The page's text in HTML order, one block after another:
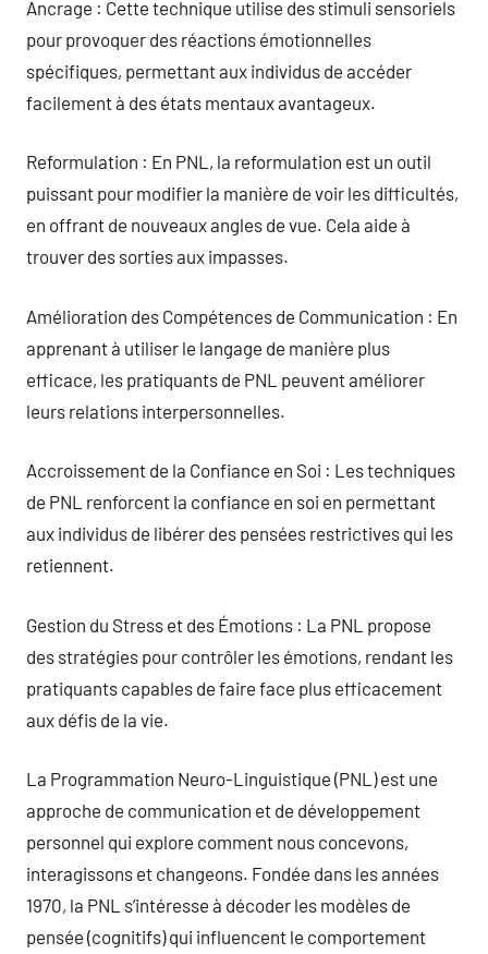
Ancrage : Cette technique utilise des stimuli sensoriels
pour provoquer des réactions émotionnelles
spécifiques, permettant aux individus de accéder
facilement à des états mentaux avantageux.
Reformulation : En PNL, la reformulation est un outil
puissant pour modifier la manière de voir les difficultés,
en offrant de nouveaux angles de vue. Cela aide à
trouver des sorties aux impasses.
Amélioration des Compétences de Communication : En
apprenant à utiliser le langage de manière plus
efficace, les pratiquants de PNL peuvent améliorer
leurs relations interpersonnelles.
Accroissement de la Confiance en Soi : Les techniques
de PNL renforcent la confiance en soi en permettant
aux individus de libérer des pensées restrictives qui les
retiennent.
Gestion du Stress et des Émotions : La PNL propose
des stratégies pour contrôler les émotions, rendant les
pratiquants capables de faire face plus efficacement
aux défis de la vie.
La Programmation Neuro-Linguistique (PNL) est une
approche de communication et de développement
personnel qui explore comment nous concevons,
interagissons et changeons. Fondée dans les années
1970, la PNL s’intéresse à décoder les modèles de
pensée (cognitifs) qui influencent le comportement